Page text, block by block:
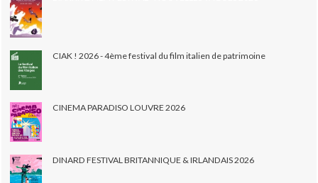
CIAK ! 2026 - 4ème festival du film italien de patrimoine
CINEMA PARADISO LOUVRE 2026
DINARD FESTIVAL BRITANNIQUE & IRLANDAIS 2026